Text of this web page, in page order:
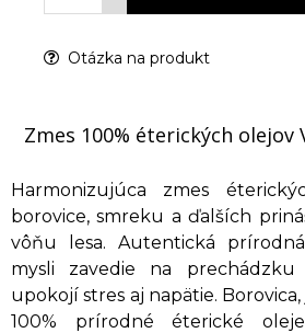
Otázka na produkt
Zmes 100% éterických olejov
Harmonizujúca zmes
borovice, smreku a ďalších
vôňu lesa. Autentická
mysli zavedie na
upokojí stres aj napätie.
100% prírodné éterické